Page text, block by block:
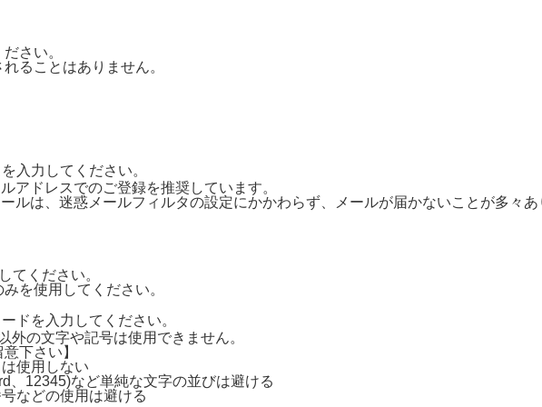
さい。
ることはありません。
入力してください。
アドレスでのご登録を推奨しています。
ルは、迷惑メールフィルタの設定にかかわらず、メールが届かないことが多々あ
てください。
を使用してください。
ドを入力してください。
の文字や記号は使用できません。
下さい】
使用しない
、12345)など単純な文字の並びは避ける
などの使用は避ける